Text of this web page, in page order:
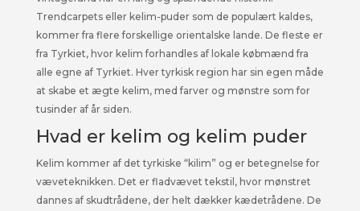
Trendcarpets eller kelim-puder som de populært kaldes,
kommer fra flere forskellige orientalske lande. De fleste er
fra Tyrkiet, hvor kelim forhandles af lokale købmænd fra
alle egne af Tyrkiet. Hver tyrkisk region har sin egen måde
at skabe et ægte kelim, med farver og mønstre som for
tusinder af år siden.
Hvad er kelim og kelim puder
Kelim kommer af det tyrkiske “kilim” og er betegnelse for
væveteknikken. Det er fladvævet tekstil, hvor mønstret
dannes af skudtrådene, der helt dækker kædetrådene. De